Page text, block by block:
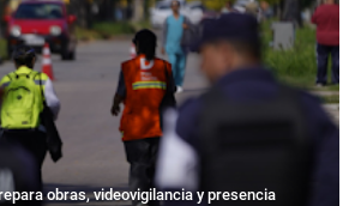
obras, videovigilancia y presencia